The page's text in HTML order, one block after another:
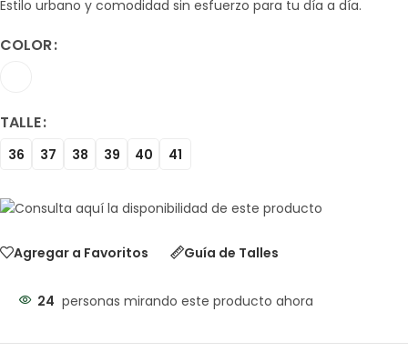
Estilo urbano y comodidad sin esfuerzo para tu día a día.
COLOR
TALLE
36 37 38 39 40 41
Agregar a Favoritos Guía de Talles
24 personas mirando este producto ahora